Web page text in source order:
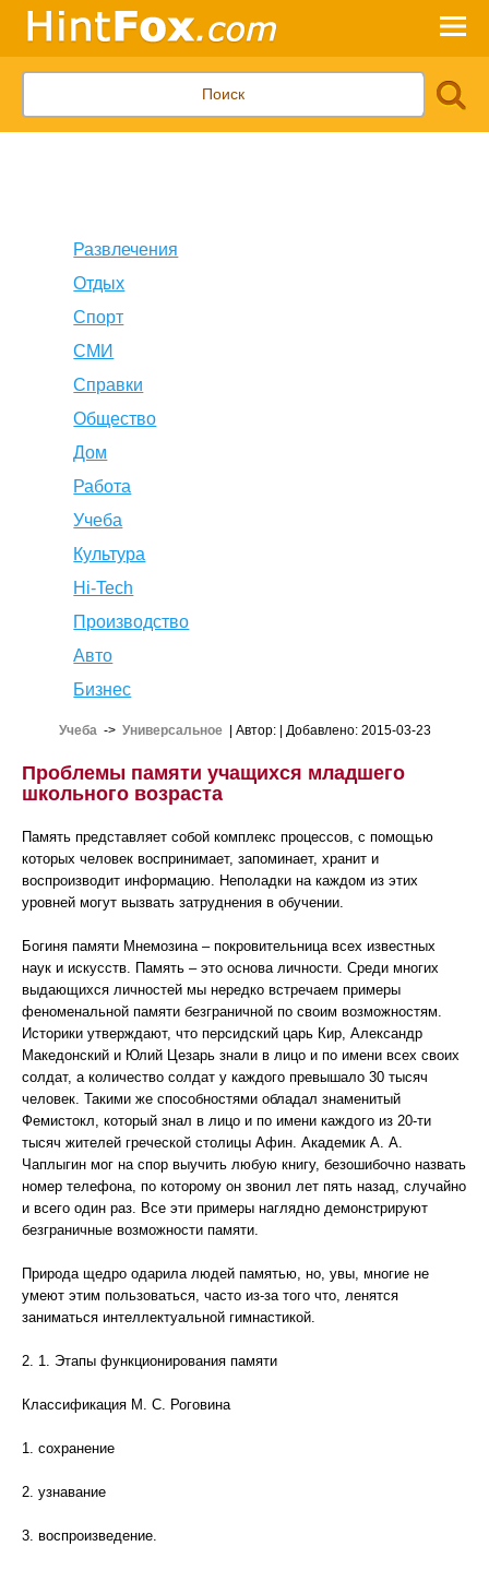
Развлечения
Отдых
Спорт
СМИ
Справки
Общество
Дом
Работа
Учеба
Культура
Hi-Tech
Производство
Авто
Бизнес
Учеба-> Универсальное| Автор: | Добавлено: 2015-03-23
Проблемы памяти учащихся младшего
школьного возраста
Память представляет собой комплекс процессов, с помощью
которых человек воспринимает, запоминает, хранит и
воспроизводит информацию. Неполадки на каждом из этих
уровней могут вызвать затруднения в обучении.
Богиня памяти Мнемозина – покровительница всех известных
наук и искусств. Память – это основа личности. Среди многих
выдающихся личностей мы нередко встречаем примеры
феноменальной памяти безграничной по своим возможностям.
Историки утверждают, что персидский царь Кир, Александр
Македонский и Юлий Цезарь знали в лицо и по имени всех своих
солдат, а количество солдат у каждого превышало 30 тысяч
человек. Такими же способностями обладал знаменитый
Фемистокл, который знал в лицо и по имени каждого из 20-ти
тысяч жителей греческой столицы Афин. Академик А. А.
Чаплыгин мог на спор выучить любую книгу, безошибочно назвать
номер телефона, по которому он звонил лет пять назад, случайно
и всего один раз. Все эти примеры наглядно демонстрируют
безграничные возможности памяти.
Природа щедро одарила людей памятью, но, увы, многие не
умеют этим пользоваться, часто из-за того что, ленятся
заниматься интеллектуальной гимнастикой.
2. 1. Этапы функционирования памяти
Классификация М. С. Роговина
1. сохранение
2. узнавание
3. воспроизведение.